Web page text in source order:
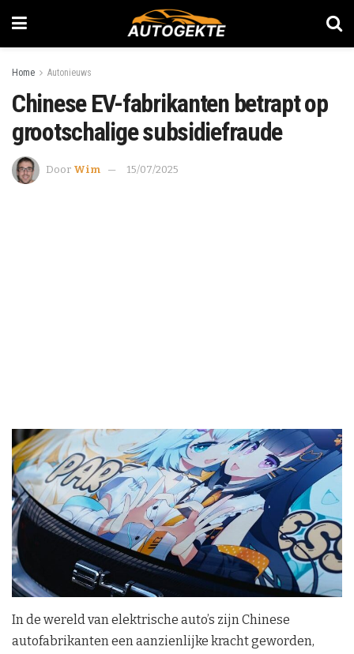
Home Autonieuws
Chinese EV-fabrikanten betrapt op
grootschalige subsidiefraude
Door Wim 15/07/2025
In de wereld van elektrische auto’s zijn Chinese
autofabrikanten een aanzienlijke kracht geworden,